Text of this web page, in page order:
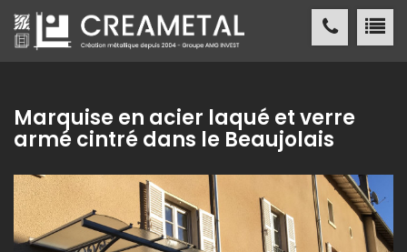
CREAMETAL Création métallique
CREAMETAL
FABRICATION MÉTALLIQUE
NOSRÉALISATIONS
Marquise en acier laqué et verre
armé cintré dans le Beaujolais